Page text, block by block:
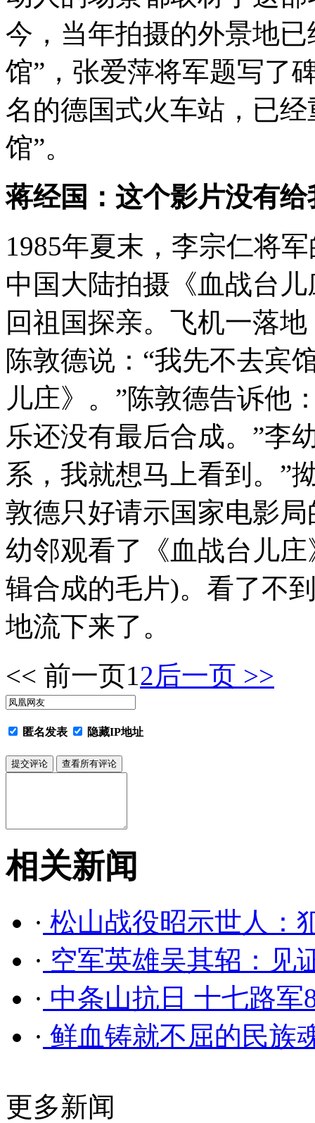
今，当年拍摄的外景地
馆”，张爱萍将军题写了
名的德国式火车站，已
馆”。
蒋经国：这个影片没有
1985年夏末，李宗仁将
中国大陆拍摄《血战台
回祖国探亲。飞机一落
陈敦德说：“我先不去宾
儿庄》。”陈敦德告诉他
乐还没有最后合成。”李
系，我就想马上看到。”
敦德只好请示国家电影
幼邻观看了《血战台儿
辑合成的毛片)。看了不
地流下来了。
<< 前一页12后一页 >>
匿名发表 隐藏IP地址
相关新闻
· 松山战役昭示世人：
· 空军英雄吴其轺：见
· 中条山抗日 十七路军
· 鲜血铸就不屈的民族
更多新闻